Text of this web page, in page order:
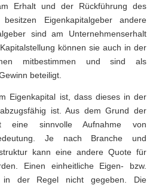
Erhalt und der Rückführung des
Eigenkapitalgeber andere
sind am Unternehmenserhalt
können sie auch in der
mitbestimmen und sind als
beteiligt.
Eigenkapital ist, dass dieses in der
ist. Aus dem Grund der
eine sinnvolle Aufnahme von
Je nach Branche und
kann eine andere Quote für
Einen einheitliche Eigen- bzw.
in der Regel nicht gegeben. Die